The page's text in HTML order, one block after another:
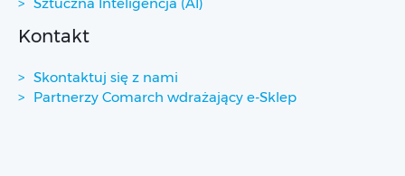
Kontakt
Skontaktuj się z nami
Partnerzy Comarch wdrażający e-Sklep